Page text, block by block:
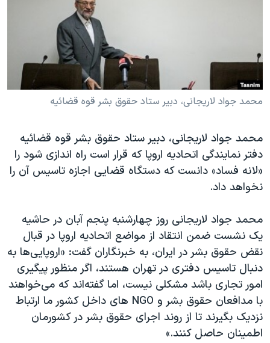
علم و فناوری
اسرائیل در جنگ
آرشیو پخش زنده
حمله جمهوری اسلامی به اسرائیل
ورزش زنان در ایران
مجموعه مستندهای دادخواهی
تریبونال مردمی آبان ۹۸
دادگاه حمید نوری
قانون شفافیت دارائی کادر رهبری ایران
اعتراضات مردمی آبان ۹۸
اسرائیل در جنگ
نرگس محمدی برنده جایزه نوبل صلح
همایش محافظه‌کاران آمریکا «سی‌پک»
صفحه‌های ویژه
زبانهای مختلف
محمد جواد لاریجانی، دبیر ستاد حقوق بشر قوه قضائیه
محمد جواد لاریجانی، دبیر ستاد حقوق بشر قوه قضائیه
دفتر نمایندگی اتحادیه اروپا که قرار است راه اندازی شود را
«لانه فساد» دانست که دستگاه قضایی اجازه تاسیس آن را
نخواهد داد.
محمد جواد لاریجانی روز چهارشنبه پنجم آبان در حاشیه
یک نشست ضمن انتقاد از مواضع اتحادیه اروپا در قبال
نقض حقوق بشر در ایران، به خبرنگاران گفت: «اروپایی‌ها به‌
دنبال تاسیس دفتری در تهران هستند، اگر منظور پیگیری
امور تجاری باشد مشکلی نیست، اما گفته‌اند که می‌خواهند
با مدافعان حقوق بشر و NGO های داخل کشور ما ارتباط
نزدیک بگیرند تا از روند اجرای حقوق بشر در کشورمان
اطمینان حاصل کنند.»